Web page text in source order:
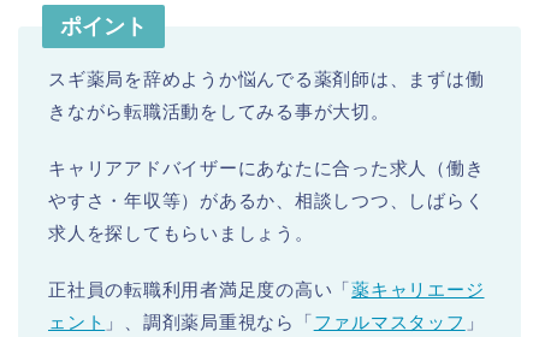
ポイント
スギ薬局を辞めようか悩んでる薬剤師は、まずは働
きながら転職活動をしてみる事が大切。
キャリアアドバイザーにあなたに合った求人（働き
やすさ・年収等）があるか、相談しつつ、しばらく
求人を探してもらいましょう。
正社員の転職利用者満足度の高い「薬キャリエージ
ェント 」、調剤薬局重視なら「 ファルマスタッフ 」